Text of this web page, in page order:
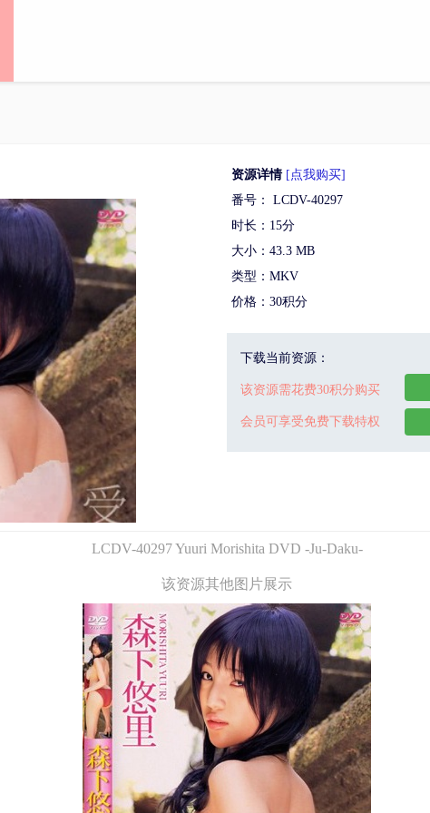
资源详情 [点我购买]
番号： LCDV-40297
时长：15分
大小：43.3 MB
类型：MKV
价格：30积分
下载当前资源：
该资源需花费30积分购买
会员可享受免费下载特权
LCDV-40297 Yuuri Morishita DVD -Ju-Daku-
该资源其他图片展示